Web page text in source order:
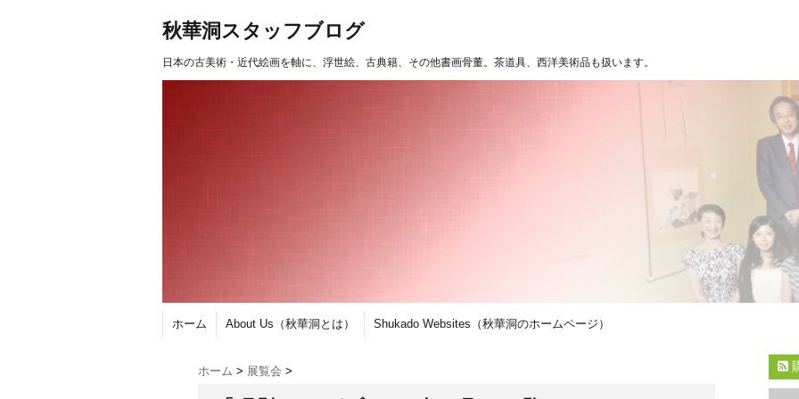
秋華洞スタッフブログ
日本の古美術・近代絵画を軸に、浮世絵、古典籍、その他書画骨董。茶道具、西洋美術品も扱います。
ホーム About Us（秋華洞とは） Shukado Websites（秋華洞のホームページ）
ホーム > 展覧会 >